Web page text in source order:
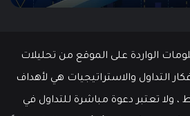
الواردة على الموقع من تحليلات
التداول والاستراتيجيات هي لأهداف
، ولا تعتبر دعوة مباشرة للتداول في